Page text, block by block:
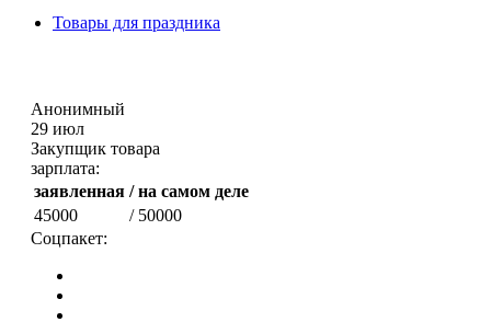
Товары для праздника
Анонимный
29 июл
Закупщик товара
зарплата:
заявленная / на самом деле
45000
/ 50000
Соцпакет: